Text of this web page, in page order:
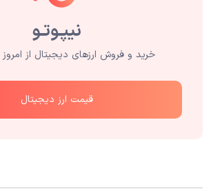
خرید و فروش ارزهای دیجیتال از
قیمت ارز دیجیتال